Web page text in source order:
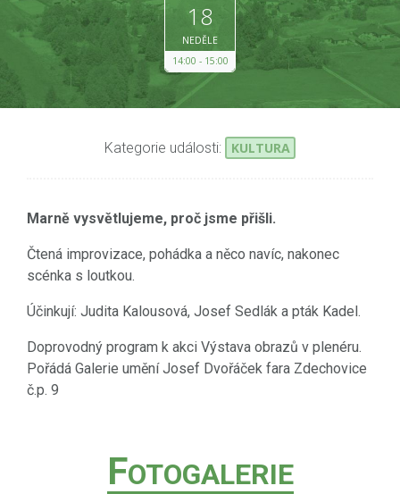
18
NEDĚLE
14:00
15:00
Kategorie události: KULTURA
Marně vysvětlujeme, proč jsme přišli.
Čtená improvizace, pohádka a něco navíc, nakonec
scénka s loutkou.
Účinkují: Judita Kalousová, Josef Sedlák a pták Kadel.
Doprovodný program k akci Výstava obrazů v plenéru.
Pořádá Galerie umění Josef Dvořáček fara Zdechovice
č.p. 9
FOTOGALERIE